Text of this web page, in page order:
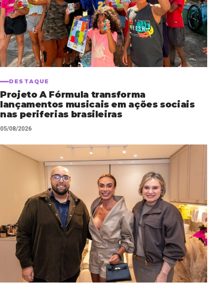
DESTAQUE
Projeto A Fórmula transforma
lançamentos musicais em ações sociais
nas periferias brasileiras
05/08/2026